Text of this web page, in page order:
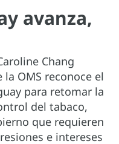
avanza,
Chang
OMS reconoce el
para retomar la
del tabaco,
que requieren
e intereses